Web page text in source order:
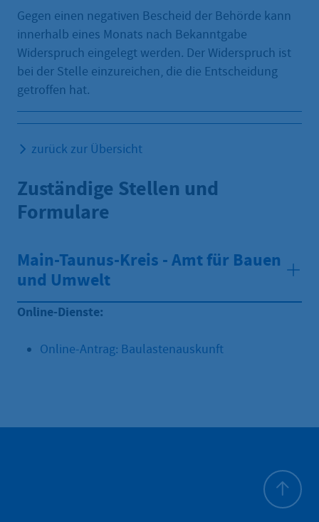
Gegen einen negativen Bescheid der Behörde kann
innerhalb eines Monats nach Bekanntgabe
Widerspruch eingelegt werden. Der Widerspruch ist
bei der Stelle einzureichen, die die Entscheidung
getroffen hat.
zurück zur Übersicht
Zuständige Stellen und
Formulare
Main-Taunus-Kreis - Amt für Bauen
und Umwelt
Online-Dienste:
Online-Antrag: Baulastenauskunft